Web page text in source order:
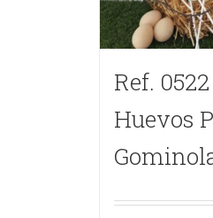
Ref.
Huevos